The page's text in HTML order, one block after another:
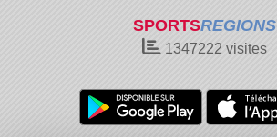
SPORTSREGIONS
1347222 visites